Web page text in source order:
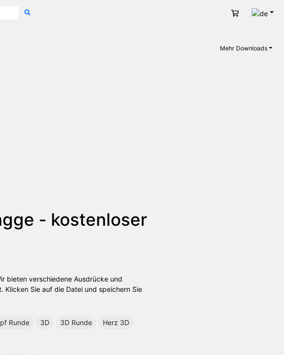
Warenkorb
Mehr Downloads
- kostenloser
bieten verschiedene Ausdrücke und
Klicken Sie auf die Datei und speichern Sie
Runde 3D 3D Runde Herz 3D